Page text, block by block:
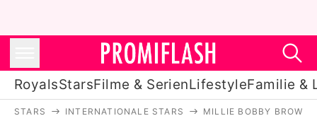
RoyalsStarsFilme & SerienLifestyleFamilie &
STARS INTERNATIONALE STARS MILLIE BOBBY BROWN